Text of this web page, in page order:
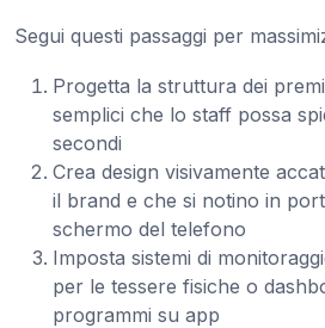
Segui questi passaggi per
Progetta la struttura dei
semplici che lo staff possa
secondi
Crea design visivamente
il brand e che si notino in
schermo del telefono
Imposta sistemi di
per le tessere fisiche o
programmi su app